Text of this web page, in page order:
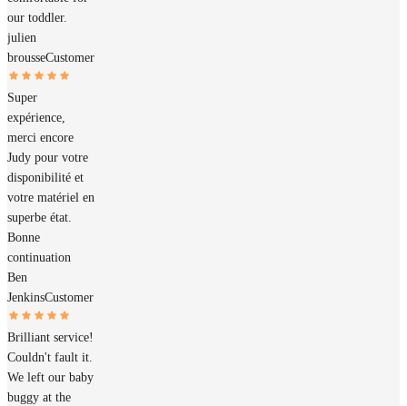
our toddler.
julien
brousseCustomer
Super
expérience,
merci encore
Judy pour votre
disponibilité et
votre matériel en
superbe état.
Bonne
continuation
Ben
JenkinsCustomer
Brilliant service!
Couldn't fault it.
We left our baby
buggy at the